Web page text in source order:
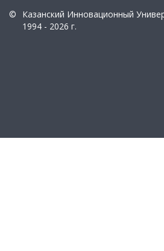
©
Казанский Инновационный
1994 - 2026 г.